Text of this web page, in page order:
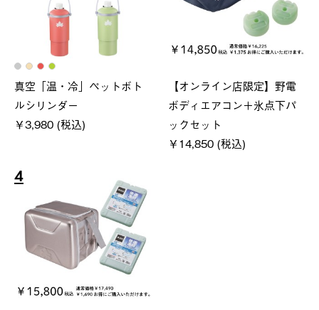
真空「温・冷」ペットボト
ルシリンダー
￥3,980 (税込)
【オンライン店限定】野電
ボディエアコン＋氷点下パ
ックセット
￥14,850 (税込)
4